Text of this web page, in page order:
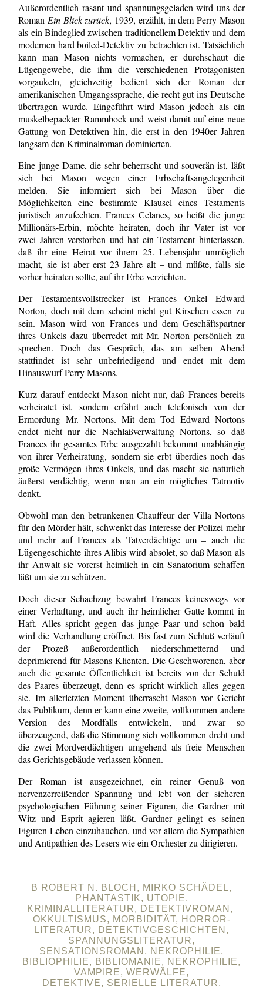
Außerordentlich rasant und spannungsgeladen wird uns der
Roman Ein Blick zurück, 1939, erzählt, in dem Perry Mason
als ein Bindeglied zwischen traditionellem Detektiv und dem
modernen hard boiled-Detektiv zu betrachten ist. Tatsächlich
kann man Mason nichts vormachen, er durchschaut die
Lügengewebe, die ihm die verschiedenen Protagonisten
vorgaukeln, gleichzeitig bedient sich der Roman der
amerikanischen Umgangssprache, die recht gut ins Deutsche
übertragen wurde. Eingeführt wird Mason jedoch als ein
muskelbepackter Rammbock und weist damit auf eine neue
Gattung von Detektiven hin, die erst in den 1940er Jahren
langsam den Kriminalroman dominierten.
Eine junge Dame, die sehr beherrscht und souverän ist, läßt
sich bei Mason wegen einer Erbschaftsangelegenheit
melden. Sie informiert sich bei Mason über die
Möglichkeiten eine bestimmte Klausel eines Testaments
juristisch anzufechten. Frances Celanes, so heißt die junge
Millionärs-Erbin, möchte heiraten, doch ihr Vater ist vor
zwei Jahren verstorben und hat ein Testament hinterlassen,
daß ihr eine Heirat vor ihrem 25. Lebensjahr unmöglich
macht, sie ist aber erst 23 Jahre alt – und müßte, falls sie
vorher heiraten sollte, auf ihr Erbe verzichten.
Der Testamentsvollstrecker ist Frances Onkel Edward
Norton, doch mit dem scheint nicht gut Kirschen essen zu
sein. Mason wird von Frances und dem Geschäftspartner
ihres Onkels dazu überredet mit Mr. Norton persönlich zu
sprechen. Doch das Gespräch, das am selben Abend
stattfindet ist sehr unbefriedigend und endet mit dem
Hinauswurf Perry Masons.
Kurz darauf entdeckt Mason nicht nur, daß Frances bereits
verheiratet ist, sondern erfährt auch telefonisch von der
Ermordung Mr. Nortons. Mit dem Tod Edward Nortons
endet nicht nur die Nachlaßverwaltung Nortons, so daß
Frances ihr gesamtes Erbe ausgezahlt bekommt unabhängig
von ihrer Verheiratung, sondern sie erbt überdies noch das
große Vermögen ihres Onkels, und das macht sie natürlich
äußerst verdächtig, wenn man an ein mögliches Tatmotiv
denkt.
Obwohl man den betrunkenen Chauffeur der Villa Nortons
für den Mörder hält, schwenkt das Interesse der Polizei mehr
und mehr auf Frances als Tatverdächtige um – auch die
Lügengeschichte ihres Alibis wird absolet, so daß Mason als
ihr Anwalt sie vorerst heimlich in ein Sanatorium schaffen
läßt um sie zu schützen.
Doch dieser Schachzug bewahrt Frances keineswegs vor
einer Verhaftung, und auch ihr heimlicher Gatte kommt in
Haft. Alles spricht gegen das junge Paar und schon bald
wird die Verhandlung eröffnet. Bis fast zum Schluß verläuft
der Prozeß außerordentlich niederschmetternd und
deprimierend für Masons Klienten. Die Geschworenen, aber
auch die gesamte Öffentlichkeit ist bereits von der Schuld
des Paares überzeugt, denn es spricht wirklich alles gegen
sie. Im allerletzten Moment überrascht Mason vor Gericht
das Publikum, denn er kann eine zweite, vollkommen andere
Version des Mordfalls entwickeln, und zwar so
überzeugend, daß die Stimmung sich vollkommen dreht und
die zwei Mordverdächtigen umgehend als freie Menschen
das Gerichtsgebäude verlassen können.
Der Roman ist ausgezeichnet, ein reiner Genuß von
nervenzerreißender Spannung und lebt von der sicheren
psychologischen Führung seiner Figuren, die Gardner mit
Witz und Esprit agieren läßt. Gardner gelingt es seinen
Figuren Leben einzuhauchen, und vor allem die Sympathien
und Antipathien des Lesers wie ein Orchester zu dirigieren.
B ROBERT N. BLOCH, MIRKO SCHÄDEL,
PHANTASTIK, UTOPIE,
KRIMINALLITERATUR, DETEKTIVROMAN,
OKKULTISMUS, MORBIDITÄT, HORROR-
LITERATUR, DETEKTIVGESCHICHTEN,
SPANNUNGSLITERATUR,
SENSATIONSROMAN, NEKROPHILIE,
BIBLIOPHILIE, BIBLIOMANIE, NEKROPHILIE,
VAMPIRE, WERWÄLFE,
DETEKTIVE, SERIELLE LITERATUR,